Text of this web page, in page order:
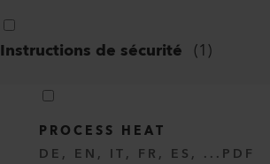
Instructions de sécurité (1)
PROCESS HEAT
DE, EN, IT, FR, ES, ... PDF